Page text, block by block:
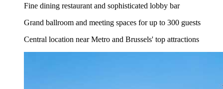
Fine dining restaurant and sophisticated lobby bar
Grand ballroom and meeting spaces for up to 300 guests
Central location near Metro and Brussels' top attractions